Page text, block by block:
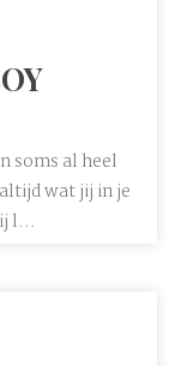
soms al heel
wat jij in je
l...